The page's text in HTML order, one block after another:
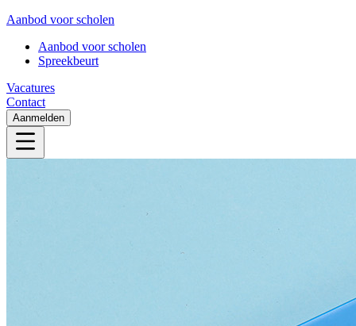
Aanbod voor scholen
Aanbod voor scholen
Spreekbeurt
Vacatures
Contact
Aanmelden